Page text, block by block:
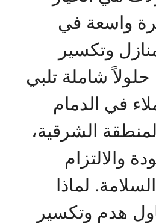
واسعة في
وتكسير
حلولاً شاملة تلبي
في الدمام
الشرقية،
والالتزام
لماذا
هدم وتكسير